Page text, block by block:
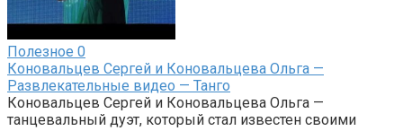
Полезное 0
Коновальцев Сергей и Коновальцева Ольга —
Развлекательные видео — Танго
Коновальцев Сергей и Коновальцева Ольга —
танцевальный дуэт, который стал известен своими